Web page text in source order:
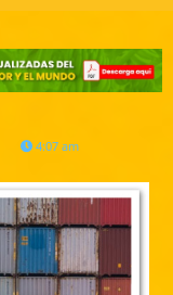
4:07 am